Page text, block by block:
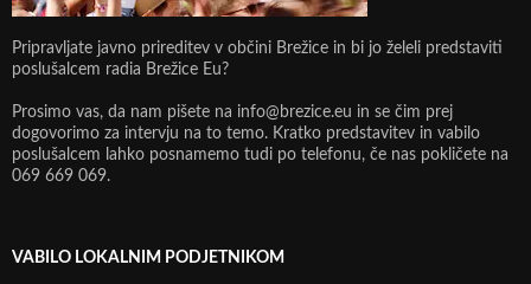
Pripravljate javno prireditev v občini Brežice in bi jo želeli predstaviti
poslušalcem radia Brežice Eu?
Prosimo vas, da nam pišete na info@brezice.eu in se čim prej
dogovorimo za intervju na to temo. Kratko predstavitev in vabilo
poslušalcem lahko posnamemo tudi po telefonu, če nas pokličete na
069 669 069.
VABILO LOKALNIM PODJETNIKOM